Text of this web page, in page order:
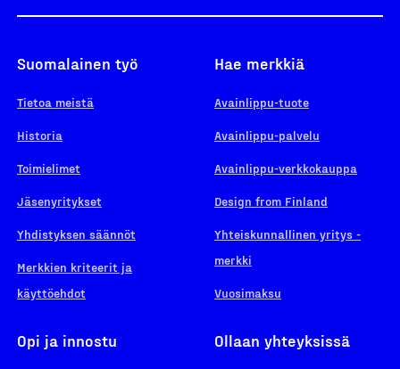
Suomalainen työ
Tietoa meistä
Historia
Toimielimet
Jäsenyritykset
Yhdistyksen säännöt
Merkkien kriteerit ja
käyttöehdot
Hae merkkiä
Avainlippu-tuote
Avainlippu-palvelu
Avainlippu-verkkokauppa
Design from Finland
Yhteiskunnallinen yritys -
merkki
Vuosimaksu
Opi ja innostu Ollaan yhteyksissä